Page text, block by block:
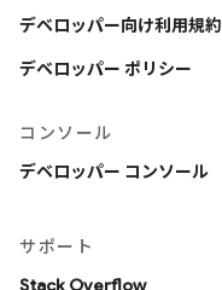
デベロッパー向け利用規約
デベロッパー ポリシー
コンソール
デベロッパー コンソール
サポート
Stack Overflow